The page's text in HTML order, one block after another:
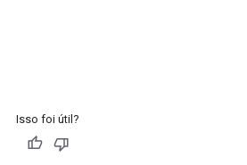
Isso foi útil?